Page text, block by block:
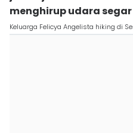
menghirup udara segar
Keluarga Felicya Angelista hiking di